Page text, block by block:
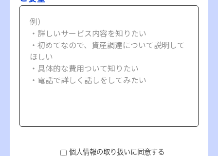
個人情報の取り扱いに同意する